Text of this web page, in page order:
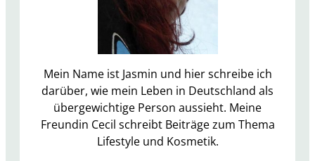
:
U
S
A
I
I
Mein Name ist Jasmin und hier schreibe ich
darüber, wie mein Leben in Deutschland als
übergewichtige Person aussieht. Meine
Freundin Cecil schreibt Beiträge zum Thema
Lifestyle und Kosmetik.